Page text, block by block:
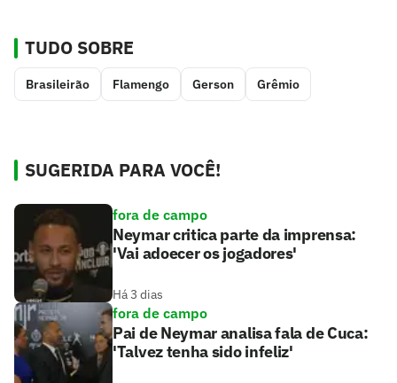
TUDO SOBRE
Brasileirão Flamengo Gerson Grêmio
SUGERIDA PARA VOCÊ!
fora de campo
Neymar critica parte da imprensa:
'Vai adoecer os jogadores'
Há 3 dias
fora de campo
Pai de Neymar analisa fala de Cuca:
'Talvez tenha sido infeliz'